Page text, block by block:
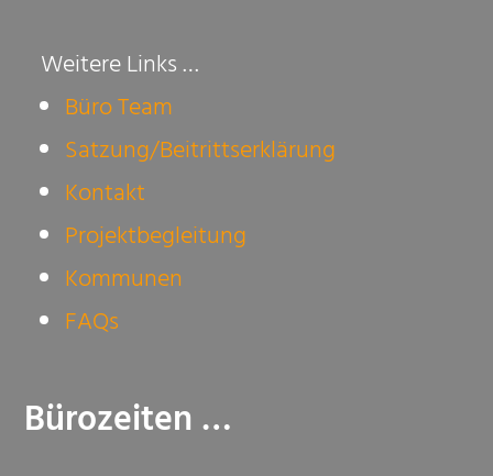
Weitere Links …
Büro Team
Satzung/Beitrittserklärung
Kontakt
Projektbegleitung
Kommunen
FAQs
Bürozeiten …